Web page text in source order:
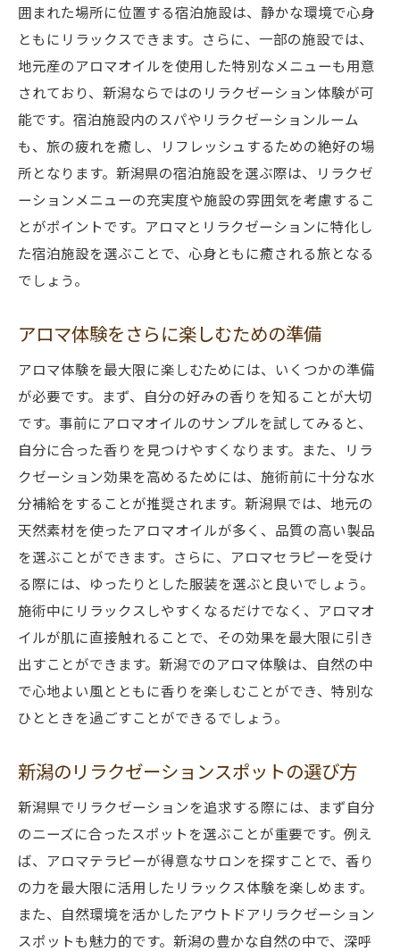
自然に包まれた新潟のアロマリラクゼーシ
ョンサロン
地元で人気のアロマリラクゼーションスポ
ットガイド
アロマリラクゼーションの効果を高めるた
めのポイント
新潟のアロマリラクゼーションスポットの
口コミ紹介
新潟の自然とアロマで味わう究極のリラクゼー
ション
自然の中で楽しむアロマリラクゼーション
自然からインスピレーションを受けたアロ
マブレンド
新潟の自然散策とアロマセラピーの一日プ
ラン
自然と融合した究極のリラクゼーション体
験
アロマオイルとリラクゼーションの新潟県での
贅沢なひととき
新潟の人気アロマオイルの紹介
贅沢なアロマリラクゼーションを提供する
サロン
アロマオイルの選び方と使い方
アロマオイルを使ったセルフケアの方法
ョンセッション
新潟のセラピストによる極上リラクゼーション
体験
囲まれた場所に位置する宿泊施設は、静かな環境で心身
ともにリラックスできます。さらに、一部の施設では、
地元産のアロマオイルを使用した特別なメニューも用意
されており、新潟ならではのリラクゼーション体験が可
能です。宿泊施設内のスパやリラクゼーションルーム
も、旅の疲れを癒し、リフレッシュするための絶好の場
所となります。新潟県の宿泊施設を選ぶ際は、リラクゼ
ーションメニューの充実度や施設の雰囲気を考慮するこ
とがポイントです。アロマとリラクゼーションに特化し
た宿泊施設を選ぶことで、心身ともに癒される旅となる
でしょう。
アロマ体験をさらに楽しむための準備
アロマ体験を最大限に楽しむためには、いくつかの準備
が必要です。まず、自分の好みの香りを知ることが大切
です。事前にアロマオイルのサンプルを試してみると、
自分に合った香りを見つけやすくなります。また、リラ
クゼーション効果を高めるためには、施術前に十分な水
分補給をすることが推奨されます。新潟県では、地元の
天然素材を使ったアロマオイルが多く、品質の高い製品
を選ぶことができます。さらに、アロマセラピーを受け
る際には、ゆったりとした服装を選ぶと良いでしょう。
施術中にリラックスしやすくなるだけでなく、アロマオ
イルが肌に直接触れることで、その効果を最大限に引き
出すことができます。新潟でのアロマ体験は、自然の中
で心地よい風とともに香りを楽しむことができ、特別な
ひとときを過ごすことができるでしょう。
新潟のリラクゼーションスポットの選び方
新潟県でリラクゼーションを追求する際には、まず自分
のニーズに合ったスポットを選ぶことが重要です。例え
ば、アロマテラピーが得意なサロンを探すことで、香り
の力を最大限に活用したリラックス体験を楽しめます。
また、自然環境を活かしたアウトドアリラクゼーション
スポットも魅力的です。新潟の豊かな自然の中で、深呼